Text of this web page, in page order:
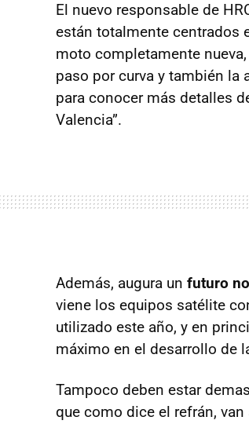
El nuevo responsable de
están totalmente centrados
moto completamente
paso por curva y también la
para conocer más detalles
Valencia”.
Además, augura un futuro
viene los equipos satélite
utilizado este año, y en
máximo en el desarrollo de
Tampoco deben estar
que como dice el refrán, van